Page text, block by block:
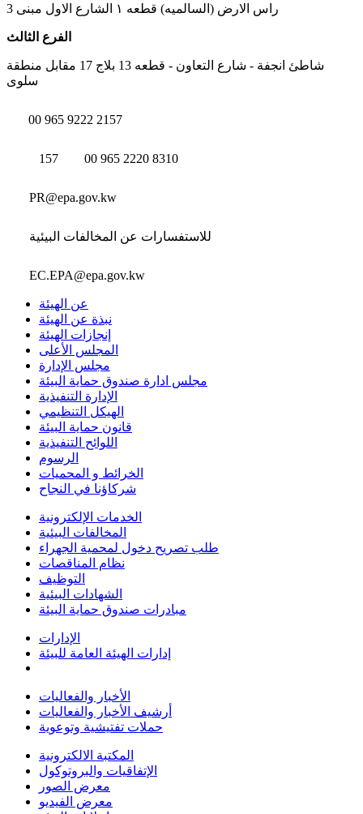
راس الارض (السالميه) قطعه ١ الشارع الاول مبنى 3
الفرع الثالث
شاطئ انجفة - شارع التعاون - قطعه 13 بلاج 17 مقابل منطقة
سلوى
00 965 9222 2157
157 00 965 2220 8310
PR@epa.gov.kw
للاستفسارات عن المخالفات البيئية
EC.EPA@epa.gov.kw
عن الهيئة
نبذة عن الهيئة
إنجازات الهيئة
المجلس الأعلى
مجلس الإدارة
مجلس ادارة صندوق حماية البيئة
الإدارة التنفيذية
الهيكل التنظيمي
قانون حماية البيئة
اللوائح التنفيذية
الرسوم
الخرائط و المحميات
شركاؤنا في النجاح
الخدمات الإلكترونية
المخالفات البيئية
طلب تصريح دخول لمحمية الجهراء
نظام المناقصات
التوظيف
الشهادات البيئية
مبادرات صندوق حماية البيئة
الإدارات
إدارات الهيئة العامة للبيئة
الأخبار والفعاليات
أرشيف الأخبار والفعاليات
حملات تفتيشية وتوعوية
المكتبة الالكترونية
الإتفاقيات والبروتوكول
معرض الصور
معرض الفيديو